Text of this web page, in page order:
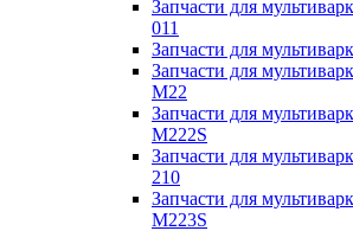
Запчасти для
011
Запчасти для
Запчасти для
M22
Запчасти для
M222S
Запчасти для
210
Запчасти для
M223S